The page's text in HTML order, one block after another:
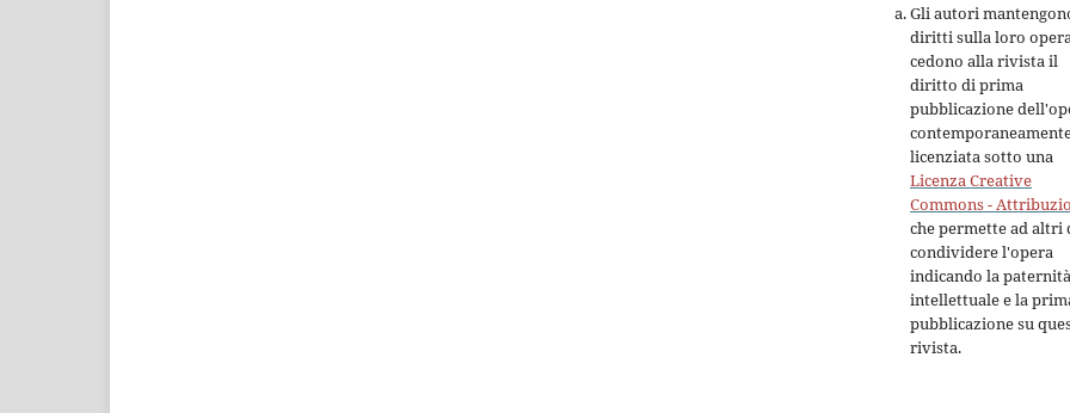
Gli autori
diritti sulla loro
cedono alla rivista il
diritto di prima
pubblicazione
licenziata sotto una
Licenza Creative
Commons -
che permette ad altri
condividere l'opera
indicando la paternità
intellettuale e la
pubblicazione su
rivista.